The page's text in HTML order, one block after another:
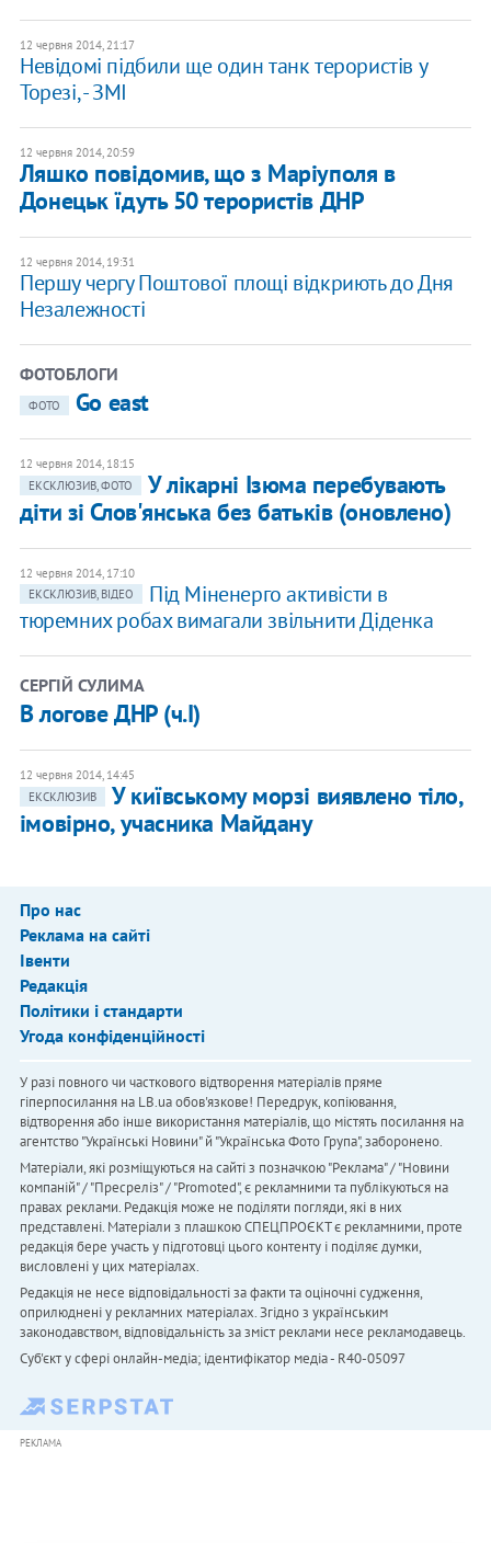
12 червня 2014, 21:17
Невідомі підбили ще один танк терористів у
Торезі, - ЗМІ
12 червня 2014, 20:59
Ляшко повідомив, що з Маріуполя в
Донецьк їдуть 50 терористів ДНР
12 червня 2014, 19:31
Першу чергу Поштової площі відкриють до Дня
Незалежності
ФОТОБЛОГИ
ФОТО Go east
12 червня 2014, 18:15
ЕКСКЛЮЗИВ, ФОТО
У лікарні Ізюма перебувають
діти зі Слов'янська без батьків (оновлено)
12 червня 2014, 17:10
ЕКСКЛЮЗИВ, ВІДЕО
Під Міненерго активісти в
тюремних робах вимагали звільнити Діденка
СЕРГІЙ СУЛИМА
В логове ДНР (ч.І)
12 червня 2014, 14:45
ЕКСКЛЮЗИВ
У київському морзі виявлено тіло,
імовірно, учасника Майдану
Про нас
Реклама на сайті
Івенти
Редакція
Політики і стандарти
Угода конфіденційності
У разі повного чи часткового відтворення матеріалів пряме
гіперпосилання на LB.ua обов'язкове! Передрук, копіювання,
відтворення або інше використання матеріалів, що містять посилання на
агентство "Українськi Новини" й "Українська Фото Група", заборонено.
Матеріали, які розміщуються на сайті з позначкою "Реклама" / "Новини
компаній" / "Пресреліз" / "Promoted", є рекламними та публікуються на
правах реклами. Редакція може не поділяти погляди, які в них
представлені. Матеріали з плашкою СПЕЦПРОЄКТ є рекламними, проте
редакція бере участь у підготовці цього контенту і поділяє думки,
висловлені у цих матеріалах.
Редакція не несе відповідальності за факти та оціночні судження,
оприлюднені у рекламних матеріалах. Згідно з українським
законодавством, відповідальність за зміст реклами несе рекламодавець.
Cуб'єкт у сфері онлайн-медіа; ідентифікатор медіа - R40-05097
РЕКЛАМА